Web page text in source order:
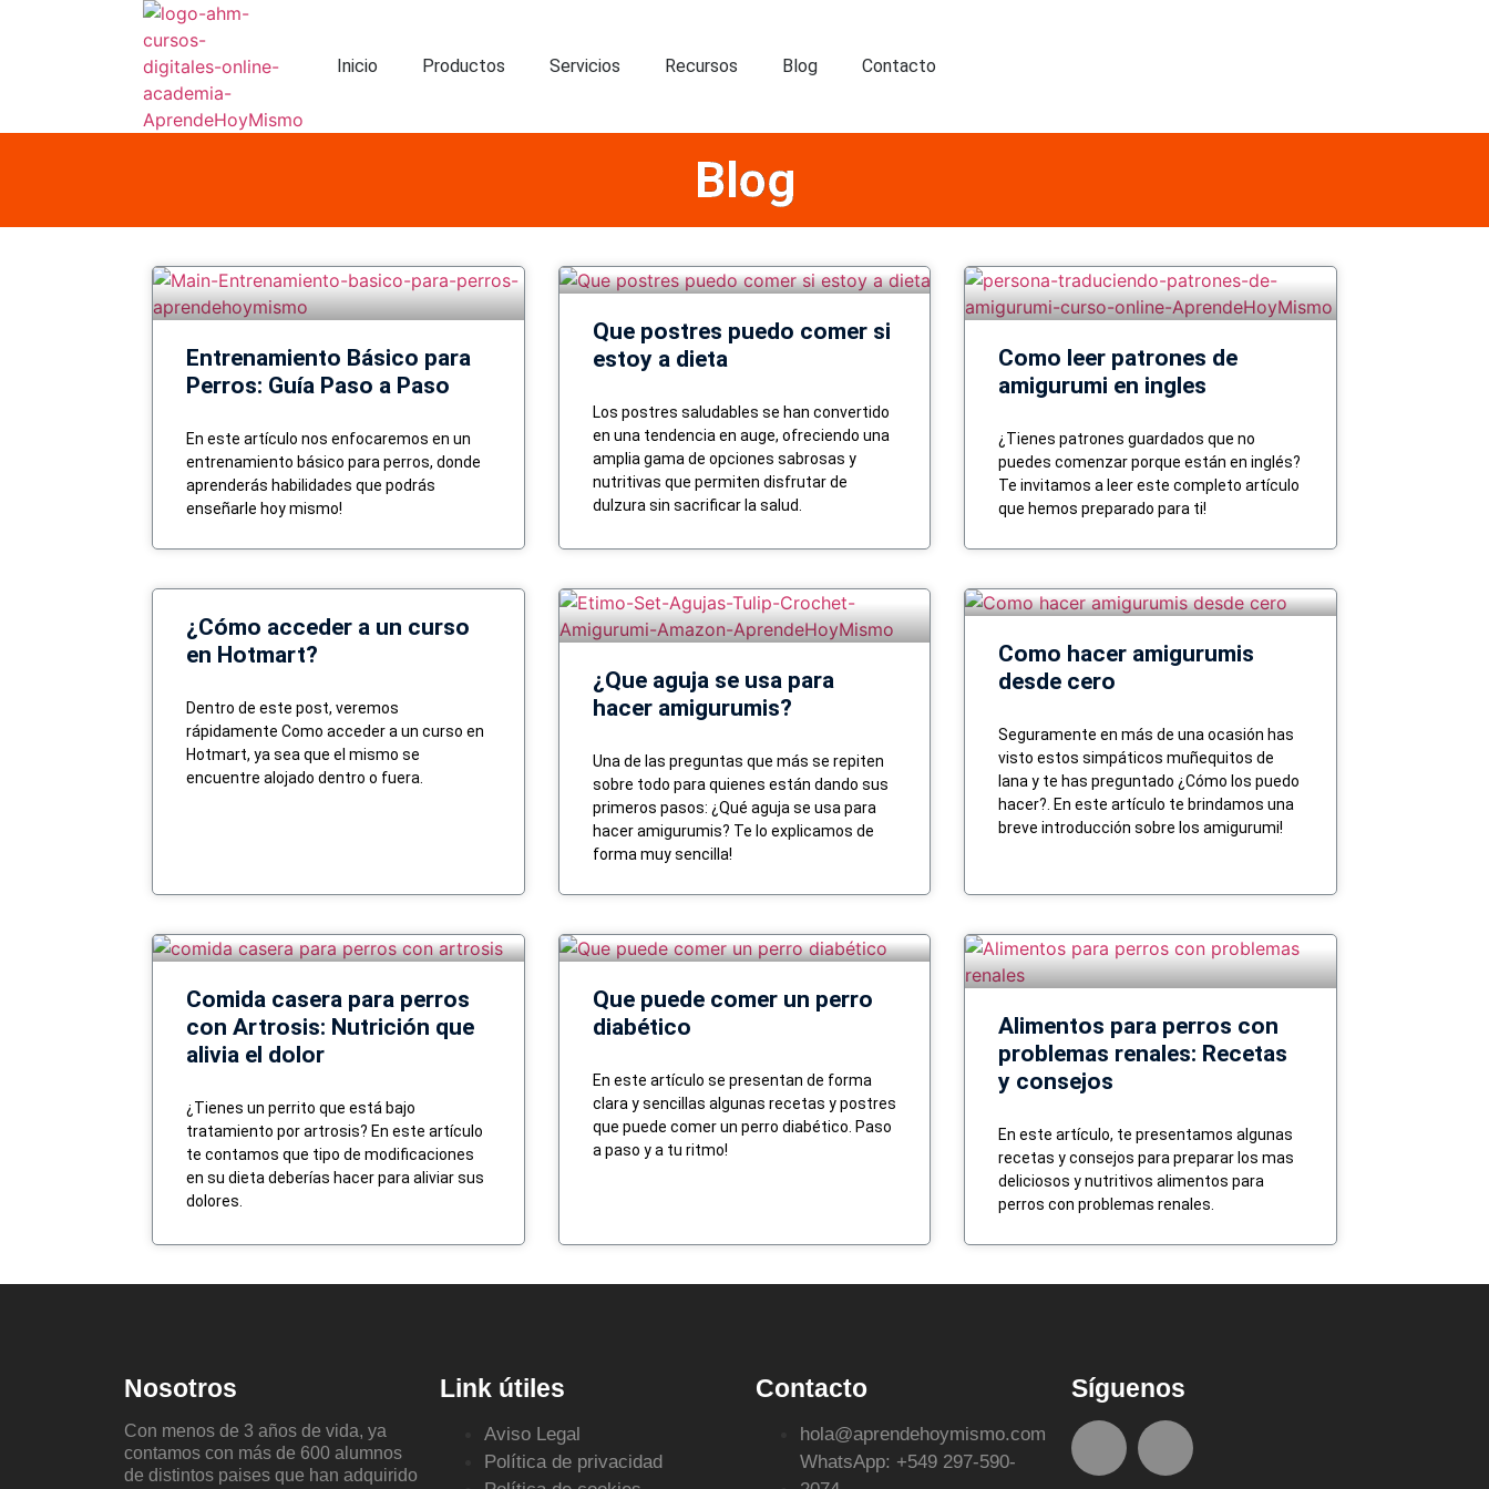
Inicio Productos Servicios Recursos Blog Contacto
Blog
Entrenamiento Básico para
Perros: Guía Paso a Paso
En este artículo nos enfocaremos en un
entrenamiento básico para perros, donde
aprenderás habilidades que podrás
enseñarle hoy mismo!
Que postres puedo comer si
estoy a dieta
Los postres saludables se han convertido
en una tendencia en auge, ofreciendo una
amplia gama de opciones sabrosas y
nutritivas que permiten disfrutar de
dulzura sin sacrificar la salud.
Como leer patrones de
amigurumi en ingles
¿Tienes patrones guardados que no
puedes comenzar porque están en inglés?
Te invitamos a leer este completo artículo
que hemos preparado para ti!
¿Cómo acceder a un curso
en Hotmart?
Dentro de este post, veremos
rápidamente Como acceder a un curso en
Hotmart, ya sea que el mismo se
encuentre alojado dentro o fuera.
¿Que aguja se usa para
hacer amigurumis?
Una de las preguntas que más se repiten
sobre todo para quienes están dando sus
primeros pasos: ¿Qué aguja se usa para
hacer amigurumis? Te lo explicamos de
forma muy sencilla!
Como hacer amigurumis
desde cero
Seguramente en más de una ocasión has
visto estos simpáticos muñequitos de
lana y te has preguntado ¿Cómo los puedo
hacer?. En este artículo te brindamos una
breve introducción sobre los amigurumi!
Comida casera para perros
con Artrosis: Nutrición que
alivia el dolor
¿Tienes un perrito que está bajo
tratamiento por artrosis? En este artículo
te contamos que tipo de modificaciones
en su dieta deberías hacer para aliviar sus
dolores.
Que puede comer un perro
diabético
En este artículo se presentan de forma
clara y sencillas algunas recetas y postres
que puede comer un perro diabético. Paso
a paso y a tu ritmo!
Alimentos para perros con
problemas renales: Recetas
y consejos
En este artículo, te presentamos algunas
recetas y consejos para preparar los mas
deliciosos y nutritivos alimentos para
perros con problemas renales.
Nosotros
Con menos de 3 años de vida, ya
contamos con más de 600 alumnos
de distintos paises que han adquirido
Link útiles
Aviso Legal
Política de privacidad
Contacto
hola@aprendehoymismo.com
WhatsApp: +549 297-590-
Síguenos